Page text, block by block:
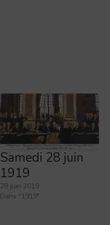
Samedi 28 juin
1919
28 juin 2019
Dans "1919"